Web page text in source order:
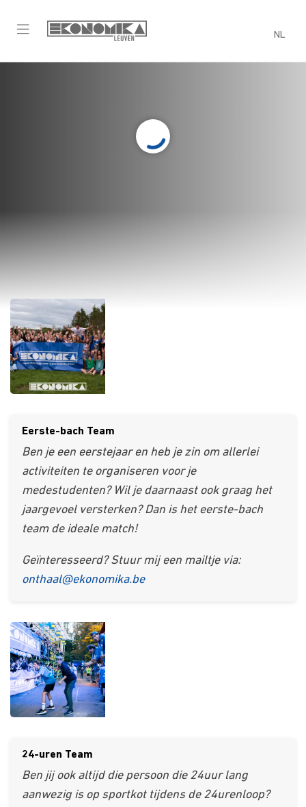
NL
Wil jij je van A tot Z achter één specifiek
Eerste-bach Team
Ben je een eerstejaar en heb je zin om allerlei
activiteiten te organiseren voor je
medestudenten? Wil je daarnaast ook graag het
jaargevoel versterken? Dan is het eerste-bach
team de ideale match!
Geïnteresseerd? Stuur mij een mailtje via:
onthaal@ekonomika.be
24-uren Team
Ben jij ook altijd die persoon die 24uur lang
aanwezig is op sportkot tijdens de 24urenloop?